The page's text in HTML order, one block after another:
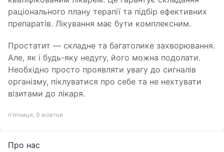
раціонального плану терапії та підбір ефективних
препаратів. Лікування має бути комплексним.
Простатит — складне та багатолике захворювання.
Але, як і будь-яку недугу, його можна подолати.
Необхідно просто проявляти увагу до сигналів
організму, піклуватися про себе та не нехтувати
візитами до лікаря.
п’ятниця, 9 жовтня
Про нас